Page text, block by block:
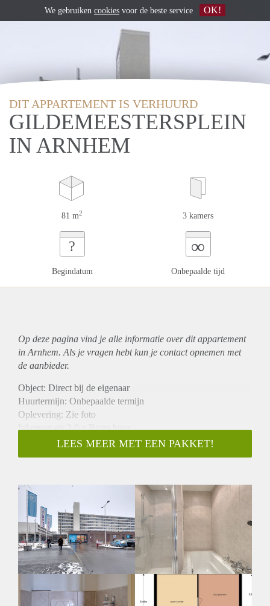
DIT APPARTEMENT IS VERHUURD
GILDEMEESTERSPLEIN
IN ARNHEM
81 m2 3 kamers
?
Begindatum
∞
Onbepaalde tijd
Op deze pagina vind je alle informatie over ditappartement
in Arnhem. Als je vragen hebt kun je contact opnemen met
de aanbieder.
Object: Direct bij de eigenaar
Huurtermijn: Onbepaalde termijn
Oplevering: Zie foto
Inkomen eis:3,0 x Bruto huur
Garantiestelling mogelijk: Ja
Borg: 1 Maand
Huisdieren toegestaan: Afhankelijk van de Eigenaar
Huurtoeslag grens: Nee
Geschikt voor studenten: Afhankelijk van de Eigenaar
LEES MEER MET EEN PAKKET!
We gebruiken cookies voor de beste service OK!